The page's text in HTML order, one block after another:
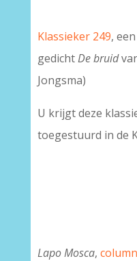
Klassieker 249,
gedichtDe bruid
Jongsma)
U krijgt deze
toegestuurd in de
Lapo Mosca, column